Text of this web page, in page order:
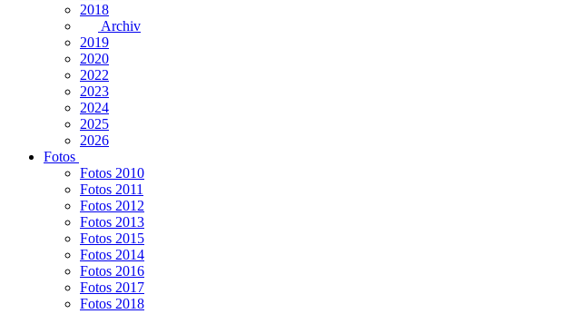
2018
Archiv
2019
2020
2022
2023
2024
2025
2026
Fotos
Fotos 2010
Fotos 2011
Fotos 2012
Fotos 2013
Fotos 2015
Fotos 2014
Fotos 2016
Fotos 2017
Fotos 2018